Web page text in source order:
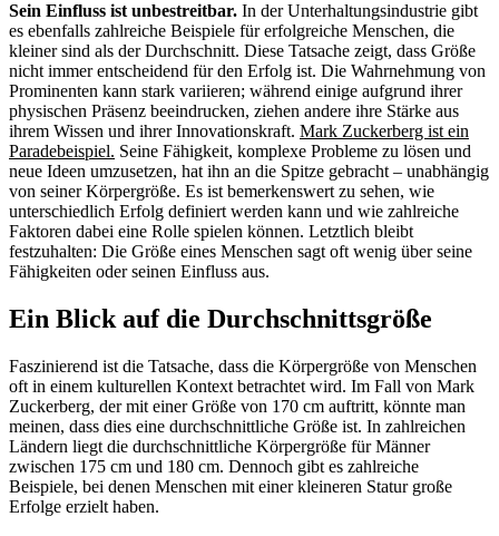
Sein Einfluss ist unbestreitbar. In der Unterhaltungsindustrie gibt
es ebenfalls zahlreiche Beispiele für erfolgreiche Menschen, die
kleiner sind als der Durchschnitt. Diese Tatsache zeigt, dass Größe
nicht immer entscheidend für den Erfolg ist. Die Wahrnehmung von
Prominenten kann stark variieren; während einige aufgrund ihrer
physischen Präsenz beeindrucken, ziehen andere ihre Stärke aus
ihrem Wissen und ihrer Innovationskraft. Mark Zuckerberg ist ein
Paradebeispiel. Seine Fähigkeit, komplexe Probleme zu lösen und
neue Ideen umzusetzen, hat ihn an die Spitze gebracht – unabhängig
von seiner Körpergröße. Es ist bemerkenswert zu sehen, wie
unterschiedlich Erfolg definiert werden kann und wie zahlreiche
Faktoren dabei eine Rolle spielen können. Letztlich bleibt
festzuhalten: Die Größe eines Menschen sagt oft wenig über seine
Fähigkeiten oder seinen Einfluss aus.
Ein Blick auf die Durchschnittsgröße
Faszinierend ist die Tatsache, dass die Körpergröße von Menschen
oft in einem kulturellen Kontext betrachtet wird. Im Fall von Mark
Zuckerberg, der mit einer Größe von 170 cm auftritt, könnte man
meinen, dass dies eine durchschnittliche Größe ist. In zahlreichen
Ländern liegt die durchschnittliche Körpergröße für Männer
zwischen 175 cm und 180 cm. Dennoch gibt es zahlreiche
Beispiele, bei denen Menschen mit einer kleineren Statur große
Erfolge erzielt haben.